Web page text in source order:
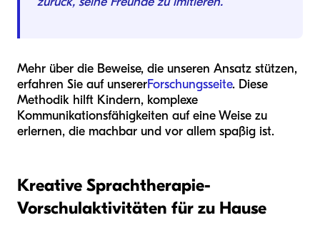
Mehr über die Beweise, die unseren Ansatz stützen,
erfahren Sie auf unsererForschungsseite. Diese
Methodik hilft Kindern, komplexe
Kommunikationsfähigkeiten auf eine Weise zu
erlernen, die machbar und vor allem spaßig ist.
Kreative Sprachtherapie-
Vorschulaktivitäten für zu Hause